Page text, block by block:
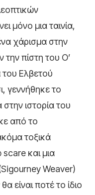
μόνο μια ταινία,
χάρισμα στην
πίστη του O’
του Ελβετού
γεννήθηκε το
ιστορία του
από το
τοξικά
και μια
Weaver)
είναι ποτέ το ίδιο